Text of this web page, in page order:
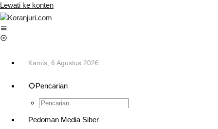
Lewati ke konten
Kamis, 6 Agustus 2026
Pencarian
Pedoman Media Siber